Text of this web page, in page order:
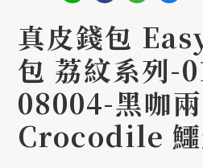
真皮錢包
包 荔紋系列-
08004-黑咖
Crocodile 鱷